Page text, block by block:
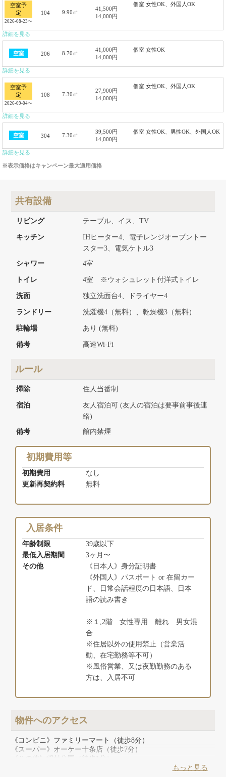
空室予
定
2026-08-23〜
104 9.90㎡
41,500円
14,000円
個室 女性OK、外国人OK
詳細を見る
空室 206 8.70㎡
41,000円
14,000円
個室 女性OK
詳細を見る
空室予
定
2026-09-04〜
108 7.30㎡
27,900円
14,000円
個室 女性OK、外国人OK
詳細を見る
空室 304 7.30㎡
39,500円
14,000円
個室 女性OK、男性OK、外国人OK
詳細を見る
※表示価格はキャンペーン最大適用価格
共有設備
リビング テーブル、イス、TV
キッチン
IHヒーター4、電子レンジオーブントー
スター3、電気ケトル3
シャワー
4室
トイレ 4室 ※ウォシュレット付洋式トイレ
洗面 独立洗面台4、ドライヤー4
ランドリー 洗濯機4（無料）、乾燥機3（無料）
駐輪場 あり (無料)
備考 高速Wi-Fi
ルール
掃除 住人当番制
宿泊
友人宿泊可 (友人の宿泊は要事前事後連
絡)
備考
館内禁煙
初期費用等
初期費用
なし
更新再契約料
無料
入居条件
年齢制限
39歳以下
最低入居期間
3ヶ月〜
その他
《日本人》身分証明書
《外国人》パスポート or 在留カー
ド、日常会話程度の日本語、日本
語の読み書き
※１,2階 女性専用 離れ 男女混
合
※住居以外の使用禁止（営業活
動、在宅勤務等不可）
※風俗営業、又は夜勤勤務のある
方は、入居不可
物件へのアクセス
《コンビニ》ファミリーマート（徒歩8分）
《スーパー》オーケー十条店（徒歩7分）
もっと見る